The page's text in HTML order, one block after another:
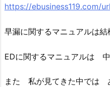
https://ebusiness119.com/
早漏に関するマニュアルは
EDに関するマニュアルは
また 私が見てきた中では